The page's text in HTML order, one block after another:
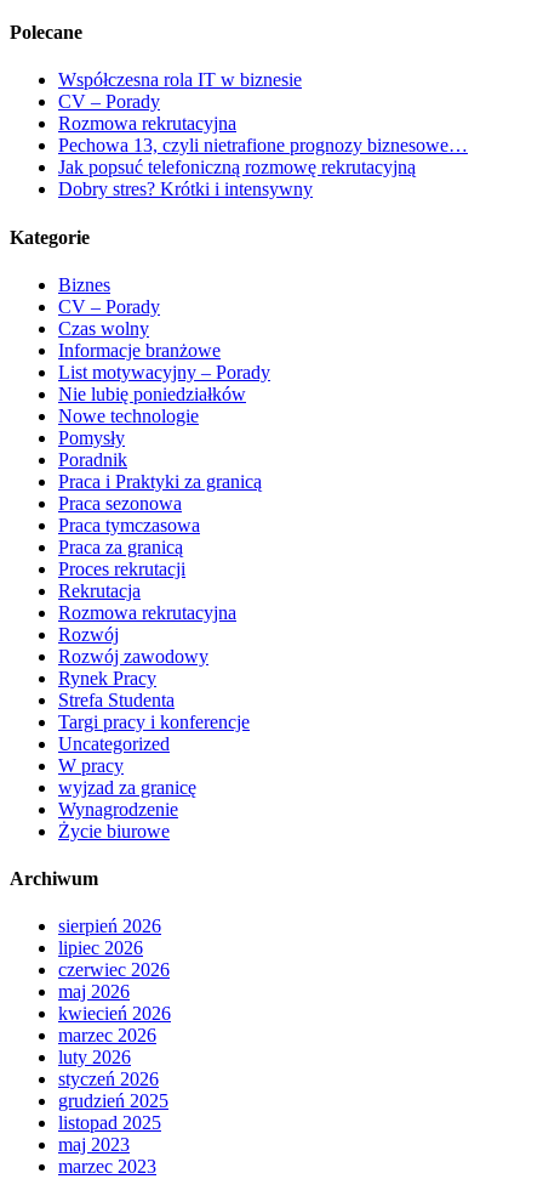
Polecane
Współczesna rola IT w biznesie
CV – Porady
Rozmowa rekrutacyjna
Pechowa 13, czyli nietrafione prognozy biznesowe…
Jak popsuć telefoniczną rozmowę rekrutacyjną
Dobry stres? Krótki i intensywny
Kategorie
Biznes
CV – Porady
Czas wolny
Informacje branżowe
List motywacyjny – Porady
Nie lubię poniedziałków
Nowe technologie
Pomysły
Poradnik
Praca i Praktyki za granicą
Praca sezonowa
Praca tymczasowa
Praca za granicą
Proces rekrutacji
Rekrutacja
Rozmowa rekrutacyjna
Rozwój
Rozwój zawodowy
Rynek Pracy
Strefa Studenta
Targi pracy i konferencje
Uncategorized
W pracy
wyjzad za granicę
Wynagrodzenie
Życie biurowe
Archiwum
sierpień 2026
lipiec 2026
czerwiec 2026
maj 2026
kwiecień 2026
marzec 2026
luty 2026
styczeń 2026
grudzień 2025
listopad 2025
maj 2023
marzec 2023